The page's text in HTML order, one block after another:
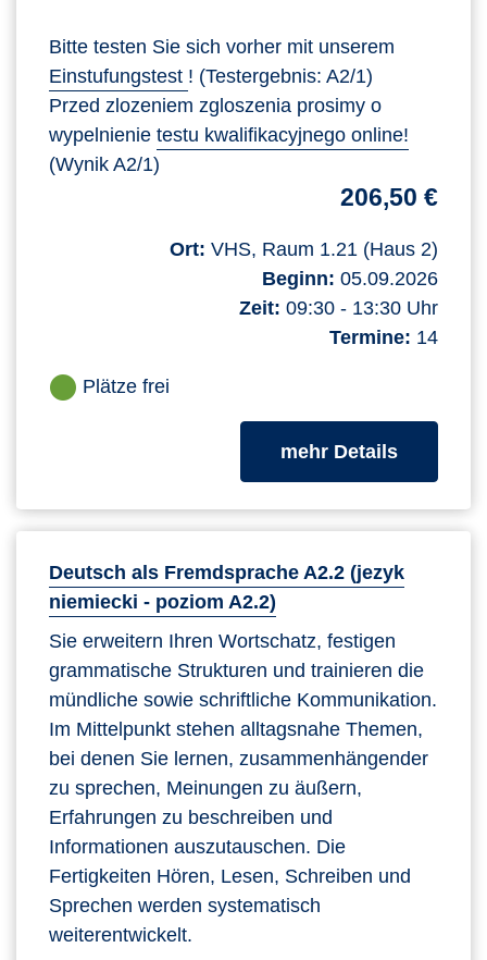
Bitte testen Sie sich vorher mit unserem
Einstufungstest ! (Testergebnis: A2/1)
Przed zlozeniem zgloszenia prosimy o
wypelnienie testu kwalifikacyjnego online!
(Wynik A2/1)
206,50 €
Ort: VHS, Raum 1.21 (Haus 2)
Beginn: 05.09.2026
Zeit: 09:30 - 13:30 Uhr
Termine: 14
Plätze frei
mehr Detailszum
Deutsch als Fremdsprache A2.2 (jezyk
niemiecki - poziom A2.2)
Sie erweitern Ihren Wortschatz, festigen
grammatische Strukturen und trainieren die
mündliche sowie schriftliche Kommunikation.
Im Mittelpunkt stehen alltagsnahe Themen,
bei denen Sie lernen, zusammenhängender
zu sprechen, Meinungen zu äußern,
Erfahrungen zu beschreiben und
Informationen auszutauschen. Die
Fertigkeiten Hören, Lesen, Schreiben und
Sprechen werden systematisch
weiterentwickelt.